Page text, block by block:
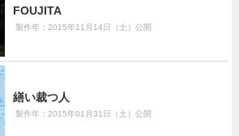
FOUJITA
製作年：2015年11月14日（土）公開
繕い裁つ人
製作年：2015年01月31日（土）公開